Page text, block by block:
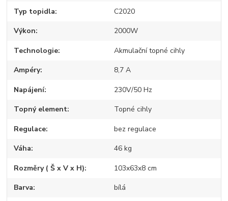
Typ topidla C2020
Výkon 2000W
Technologie Akmulační topné cihly
Ampéry 8,7 A
Napájení 230V/50 Hz
Topný element Topné cihly
Regulace bez regulace
Váha 46 kg
Rozměry ( Š x V x H) 103x63x8 cm
Barva bílá